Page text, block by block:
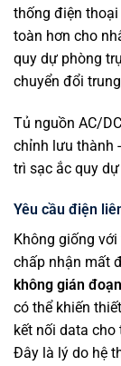
thống điện
toàn hơn cho
quy dự phòng
chuyển đổi
Tủ nguồn AC/
chỉnh lưu thành
trì sạc ắc quy
Yêu cầu điện
Không giống
chấp nhận mất
không gián
có thể khiến
kết nối data cho
Đây là lý do hệ